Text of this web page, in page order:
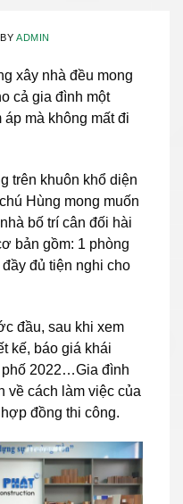
BY ADMIN
xây nhà đều mong
cả gia đình một
mà không mất đi
trên khuôn khổ diện
Hùng mong muốn
bố trí cân đối hài
bản gồm: 1 phòng
đủ tiện nghi cho
đầu, sau khi xem
kế, báo giá khái
2022…Gia đình
về cách làm việc của
đồng thi công.